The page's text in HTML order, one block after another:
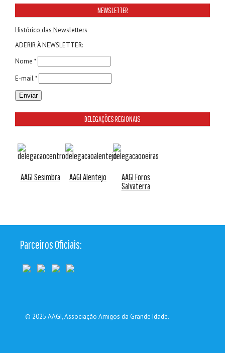
NEWSLETTER
Histórico das Newsletters
ADERIR À NEWSLETTER:
Nome *
E-mail *
DELEGAÇÕES REGIONAIS
AAGI Sesimbra AAGI Alentejo
AAGI Foros
Salvaterra
Parceiros Oficiais:
© 2025 AAGI, Associação Amigos da Grande Idade.